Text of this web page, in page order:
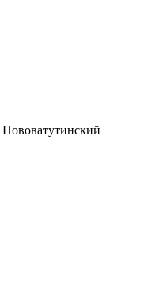
Нововатутинский